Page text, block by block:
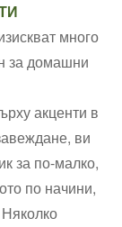
много
за домашни
акценти в
ви
за по-малко,
по начини,